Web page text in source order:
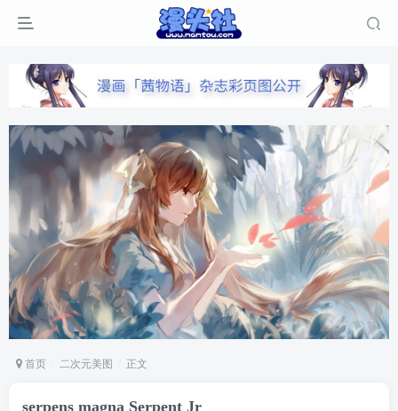
首页 二次元美图 正文
serpens magna Serpent Jr